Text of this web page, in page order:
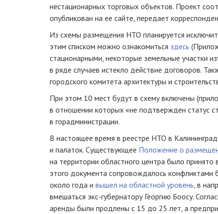
нестационарных торговых объектов. Проект
опубликован на ее сайте, передает
Из схемы размещения НТО планируется
этим списком можно ознакомиться здесь
стационарными, некоторые земельные участки
в ряде случаев истекло действие договоров.
городского комитета архитектуры и
При этом 10 мест будут в схему включены
в отношении которых «не подтвержден статус
в горадминистрации.
В настоящее время в реестре НТО в
и палаток. Существующее Положение о
на территории областного центра было принято
этого документа сопровождалось конфликтами
около года и вышел на областной уровень , в
вмешаться экс-губернаторуГеоргию Боосу.
аренды были продлены с 15 до 25 лет, а